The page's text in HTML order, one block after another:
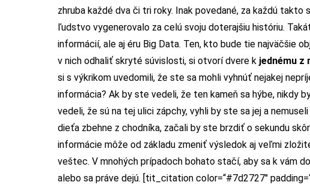
zhruba každé dva či tri roky. Inak povedané, za každú
ľudstvo vygenerovalo za celú svoju doterajšiu históriu.
informácií, ale aj éru Big Data. Ten, kto bude tie najväčšie
v nich odhaliť skryté súvislosti, si otvorí dvere k jednému z
si s výkrikom uvedomili, že ste sa mohli vyhnúť nejakej
informácia? Ak by ste vedeli, že ten kameň sa hýbe, nikdy
vedeli, že sú na tej ulici zápchy, vyhli by ste sa jej a
dieťa zbehne z chodníka, začali by ste brzdiť o sekundu
informácie môže od základu zmeniť výsledok aj veľmi
veštec. V mnohých prípadoch bohato stačí, aby sa k vám
alebo sa práve dejú. [tit_citation color=“#7d2727″